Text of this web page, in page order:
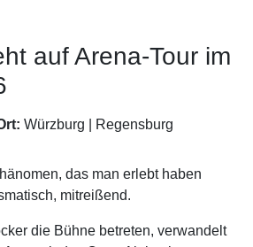
auf Arena-Tour im
Würzburg | Regensburg
das man erlebt haben
mitreißend.
die Bühne betreten, verwandelt